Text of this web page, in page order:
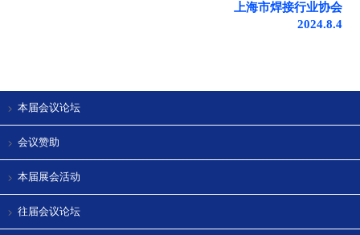
上海市焊接行业协会
2024.8.4
本届会议论坛
会议赞助
本届展会活动
往届会议论坛